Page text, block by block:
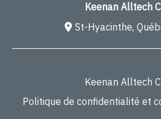
Keenan Alltech
St-Hyacinthe,
Keenan Alltech
Politique de confidentialité et